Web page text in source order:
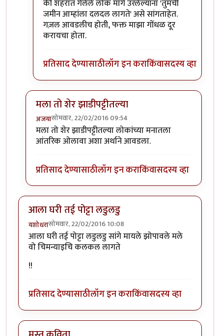
की शहरात गेलेले लोक मागे उरलेल्यांना 'तुमची
जमीन आम्हांला दलदल लागते' असे सांगताहेत.
गज़ल आवडलीच होती, फक्त माझा गोंधळ दूर
करायचा होता.
प्रतिसाद देण्यासाठीलॉग इन कराकिंवासदस्य व्हा
मला तो शेर झाडीपट्टीतल्या
अजयासोमवार, 22/02/2016 09:54
In reply toकविता आवडली.byराही
मला तो शेर झाडीपट्टीतल्या लोकांच्या मनातला
आंतरिक ओलावा अशा अर्थाने आवडला.
प्रतिसाद देण्यासाठीलॉग इन कराकिंवासदस्य व्हा
आला घरी तई पोट्टा लडुलडु
यशोधरासोमवार, 22/02/2016 10:08
आला घरी तई पोट्टा लडुलडु सांगे मायले झोपावले मले
वो चिमन्याइचि कलकल लागते
!!
प्रतिसाद देण्यासाठीलॉग इन कराकिंवासदस्य व्हा